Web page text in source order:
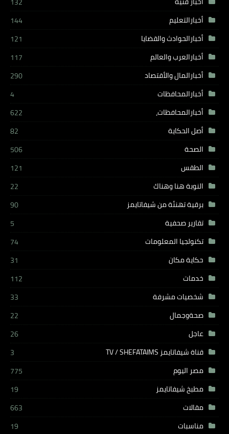
أخبارالتعليم
144
أخبارالحوادث والقضايا
121
أخبارالعرب والعالم
117
أخبارالمال والأقتصاد
290
أخبارالمحافظات
4
أخبارالمحافظات،
622
أصل الحكاية
82
الصحة
506
الطقس
121
النوبة هنا وهناك
22
برقية تهنئة من شيفاتايمز
90
تقارير صحفية
5
تكنولجيا المعلومات
74
حكاية مكان
31
خدمات
112
شخصيات مشرفة
33
صحةوجمال
22
عاجل
26
قناة شيفاتايمز TV / SHEFATAIMS
3
مصر اليوم
775
مطبخ شيفاتايمز
19
مقالات
663
مناسبات
19